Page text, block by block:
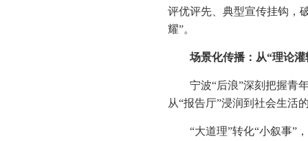
评优评先、典型宣传挂钩，
耀”。
场景化传播：从“理论
宁波“后浪”深刻把握青
从“报告厅”浸润到社会生活
“大道理”转化“小叙事”